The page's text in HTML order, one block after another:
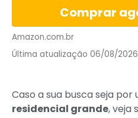
Comprar
Amazon.com.br
Última atualização 06/08/2026
Caso a sua busca seja por
residencial grande, veja